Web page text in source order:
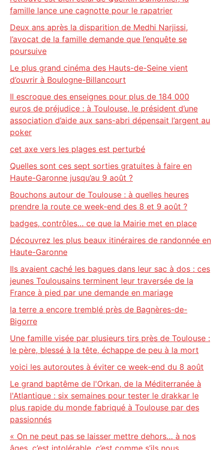
famille lance une cagnotte pour le rapatrier
Deux ans après la disparition de Medhi Narjissi,
l’avocat de la famille demande que l’enquête se
poursuive
Le plus grand cinéma des Hauts-de-Seine vient
d’ouvrir à Boulogne-Billancourt
Il escroque des enseignes pour plus de 184 000
euros de préjudice : à Toulouse, le président d’une
association d’aide aux sans-abri dépensait l’argent au
poker
cet axe vers les plages est perturbé
Quelles sont ces sept sorties gratuites à faire en
Haute-Garonne jusqu’au 9 août ?
Bouchons autour de Toulouse : à quelles heures
prendre la route ce week-end des 8 et 9 août ?
badges, contrôles… ce que la Mairie met en place
Découvrez les plus beaux itinéraires de randonnée en
Haute-Garonne
Ils avaient caché les bagues dans leur sac à dos : ces
jeunes Toulousains terminent leur traversée de la
France à pied par une demande en mariage
la terre a encore tremblé près de Bagnères-de-
Bigorre
Une famille visée par plusieurs tirs près de Toulouse :
le père, blessé à la tête, échappe de peu à la mort
voici les autoroutes à éviter ce week-end du 8 août
Le grand baptême de l'Orkan, de la Méditerranée à
l'Atlantique : six semaines pour tester le drakkar le
plus rapide du monde fabriqué à Toulouse par des
passionnés
« On ne peut pas se laisser mettre dehors… à nos
âges, c’est intolérable, c’est comme s’ils nous